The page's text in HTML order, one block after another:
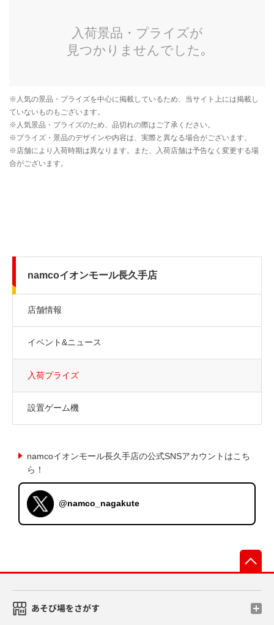
namcoイオンモール長久手店
店舗情報
イベント&ニュース
入荷プライズ
設置ゲーム機
namcoイオンモール長久手店の公式SNSアカウントはこち
ら！
@namco_nagakute
あそび場をさがす